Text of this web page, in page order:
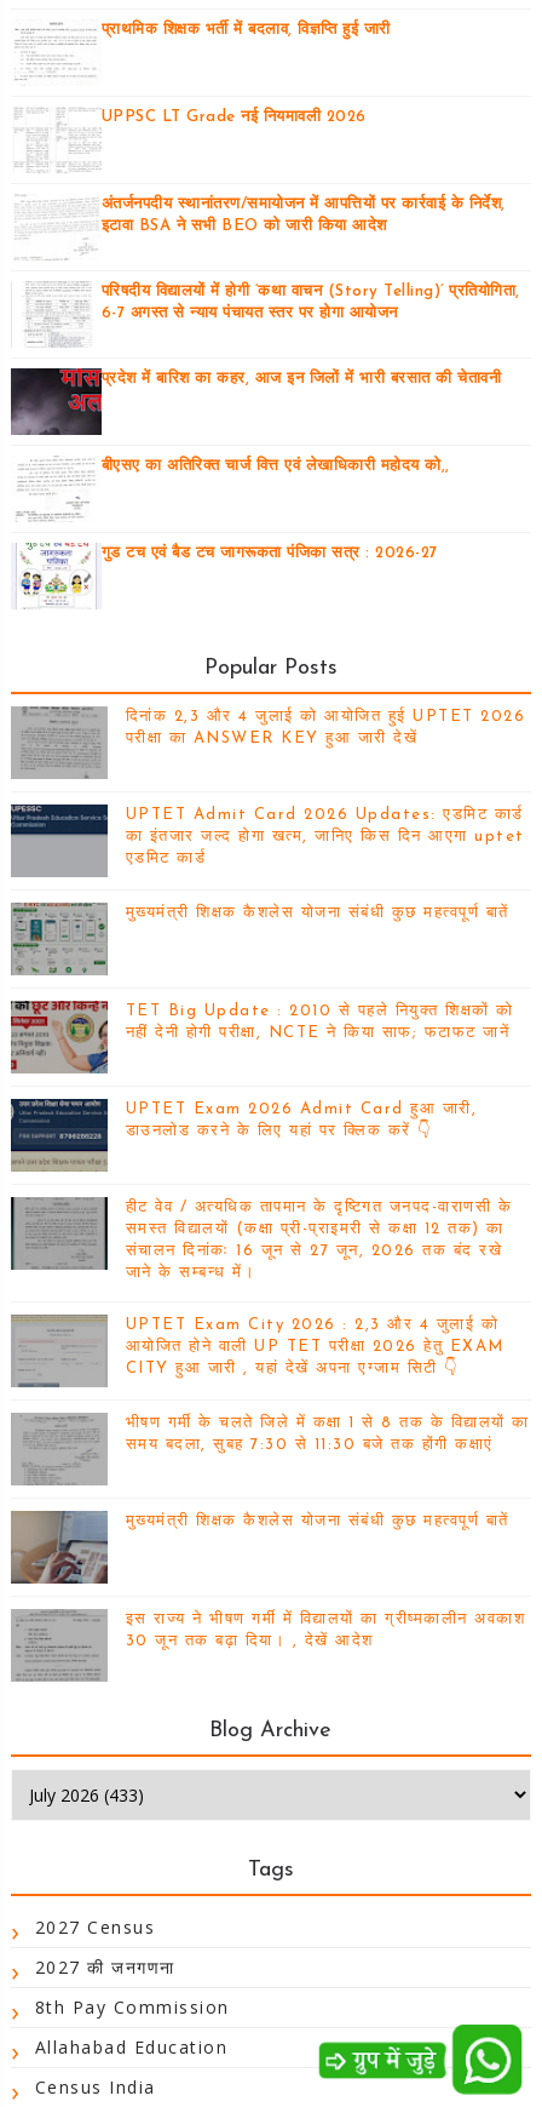
प्राथमिक शिक्षक भर्ती में बदलाव, विज्ञप्ति हुई जारी
UPPSC LT Grade नई नियमावली 2026
अंतर्जनपदीय स्थानांतरण/समायोजन में आपत्तियों पर कार्रवाई के निर्देश,
इटावा BSA ने सभी BEO को जारी किया आदेश
परिषदीय विद्यालयों में होगी ‘कथा वाचन (Story Telling)’ प्रतियोगिता,
6-7 अगस्त से न्याय पंचायत स्तर पर होगा आयोजन
प्रदेश में बारिश का कहर, आज इन जिलों में भारी बरसात की चेतावनी
बीएसए का अतिरिक्त चार्ज वित्त एवं लेखाधिकारी महोदय को,,
गुड टच एवं बैड टच जागरूकता पंजिका सत्र : 2026-27
Popular Posts
दिनांक 2,3 और 4 जुलाई को आयोजित हुई UPTET 2026
परीक्षा का ANSWER KEY हुआ जारी देखें
UPTET Admit Card 2026 Updates: एडमिट कार्ड
का इंतजार जल्द होगा खत्म, जानिए किस दिन आएगा uptet
एडमिट कार्ड
मुख्यमंत्री शिक्षक कैशलेस योजना संबंधी कुछ महत्वपूर्ण बातें
TET Big Update : 2010 से पहले नियुक्त शिक्षकों को
नहीं देनी होगी परीक्षा, NCTE ने किया साफ; फटाफट जानें
UPTET Exam 2026 Admit Card हुआ जारी,
डाउनलोड करने के लिए यहां पर क्लिक करें 👇
हीट वेव / अत्यधिक तापमान के दृष्टिगत जनपद-वाराणसी के
समस्त विद्यालयों (कक्षा प्री-प्राइमरी से कक्षा 12 तक) का
संचालन दिनांकः 16 जून से 27 जून, 2026 तक बंद रखे
जाने के सम्बन्ध में।
UPTET Exam City 2026 : 2,3 और 4 जुलाई को
आयोजित होने वाली UP TET परीक्षा 2026 हेतु EXAM
CITY हुआ जारी , यहां देखें अपना एग्जाम सिटी 👇
भीषण गर्मी के चलते जिले में कक्षा 1 से 8 तक के विद्यालयों का
समय बदला, सुबह 7:30 से 11:30 बजे तक होंगी कक्षाएं
मुख्यमंत्री शिक्षक कैशलेस योजना संबंधी कुछ महत्वपूर्ण बातें
इस राज्य ने भीषण गर्मी में विद्यालयों का ग्रीष्मकालीन अवकाश
30 जून तक बढ़ा दिया। , देखें आदेश
Blog Archive
Tags
2027 Census
2027 की जनगणना
8th Pay Commission
Allahabad Education
Census India